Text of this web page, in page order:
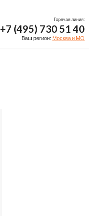
Горячая линия:
+7 (495) 730 51 40
Ваш регион: Москва и МО